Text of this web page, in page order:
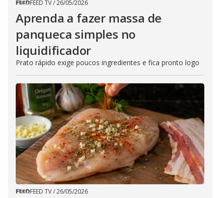
FEED TV/26/05/2026
Aprenda a fazer massa de
panqueca simples no
liquidificador
Prato rápido exige poucos ingredientes e fica pronto logo
FEED TV/26/05/2026